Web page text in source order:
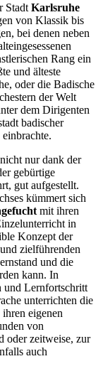
Stadt Karlsruhe
von Klassik bis
bei denen neben
Rang ein
und älteste
oder die Badische
der Welt
dem Dirigenten
badischer
nur dank der
gebürtige
gut aufgestellt.
kümmert sich
mit ihren
in
Konzept der
zielführenden
und die
kann. In
und Lernfortschritt
unterrichten die
eigenen
von
oder zeitweise, zur
auch